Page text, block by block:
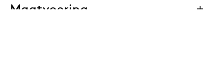
Maatvoering